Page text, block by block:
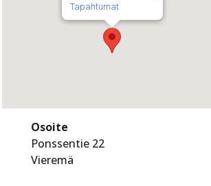
Tapahtumat
Osoite
Ponssentie 22
Vieremä